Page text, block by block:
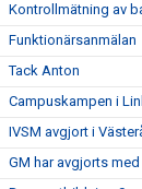
Kontrollmätning av
Funktionärsanmälan
Tack Anton
Campuskampen i
IVSM avgjort i
GM har avgjorts